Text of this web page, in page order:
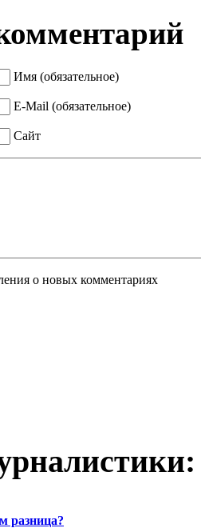
Имя (обязательное)
E-Mail (обязательное)
Сайт
о новых комментариях
разница?